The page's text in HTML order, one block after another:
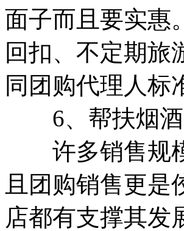
面子而且要实惠
回扣、不定期旅
同团购代理人标
6、帮扶烟酒
许多销售规模
且团购销售更
店都有支撑其发